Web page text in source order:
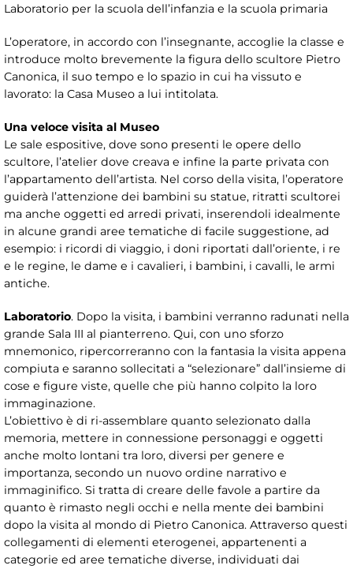
Laboratorio per la scuola dell’infanzia e la scuola primaria
L’operatore, in accordo con l’insegnante, accoglie la classe e
introduce molto brevemente la figura dello scultore Pietro
Canonica, il suo tempo e lo spazio in cui ha vissuto e
lavorato: la Casa Museo a lui intitolata.
Una veloce visita al Museo
Le sale espositive, dove sono presenti le opere dello
scultore, l’atelier dove creava e infine la parte privata con
l’appartamento dell’artista. Nel corso della visita, l’operatore
guiderà l’attenzione dei bambini su statue, ritratti scultorei
ma anche oggetti ed arredi privati, inserendoli idealmente
in alcune grandi aree tematiche di facile suggestione, ad
esempio: i ricordi di viaggio, i doni riportati dall’oriente, i re
e le regine, le dame e i cavalieri, i bambini, i cavalli, le armi
antiche.
Laboratorio. Dopo la visita, i bambini verranno radunati nella
grande Sala III al pianterreno. Qui, con uno sforzo
mnemonico, ripercorreranno con la fantasia la visita appena
compiuta e saranno sollecitati a “selezionare” dall’insieme di
cose e figure viste, quelle che più hanno colpito la loro
immaginazione.
L’obiettivo è di ri-assemblare quanto selezionato dalla
memoria, mettere in connessione personaggi e oggetti
anche molto lontani tra loro, diversi per genere e
importanza, secondo un nuovo ordine narrativo e
immaginifico. Si tratta di creare delle favole a partire da
quanto è rimasto negli occhi e nella mente dei bambini
dopo la visita al mondo di Pietro Canonica. Attraverso questi
collegamenti di elementi eterogenei, appartenenti a
categorie ed aree tematiche diverse, individuati dai